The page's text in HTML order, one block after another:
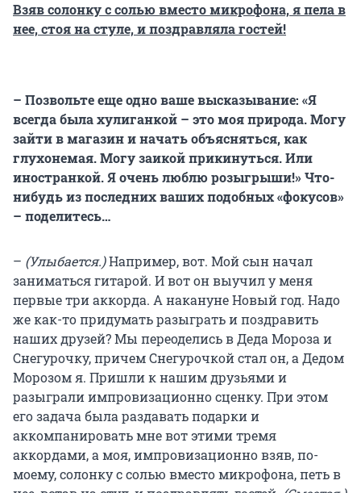
Взяв солонку с солью вместо микрофона, я пела в
нее, стоя на стуле, и поздравляла гостей!
– Позвольте еще одно ваше высказывание: «Я
всегда была хулиганкой – это моя природа. Могу
зайти в магазин и начать объясняться, как
глухонемая. Могу заикой прикинуться. Или
иностранкой. Я очень люблю розыгрыши!» Что-
нибудь из последних ваших подобных «фокусов»
– поделитесь…
– (Улыбается.)Например, вот. Мой сын начал
заниматься гитарой. И вот он выучил у меня
первые три аккорда. А накануне Новый год. Надо
же как-то придумать разыграть и поздравить
наших друзей? Мы переоделись в Деда Мороза и
Снегурочку, причем Снегурочкой стал он, а Дедом
Морозом я. Пришли к нашим друзьями и
разыграли импровизационно сценку. При этом
его задача была раздавать подарки и
аккомпанировать мне вот этими тремя
аккордами, а моя, импровизационно взяв, по-
моему, солонку с солью вместо микрофона, петь в